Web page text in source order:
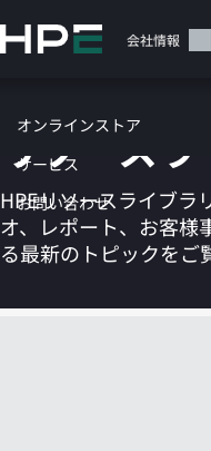
イ
テ
ツ
に
ス
ッ
サポート 会社情報
オンラインストア
サービス
お問い合わせ
カー
リソース
HPEリソースライブラ
オ、レポート、お客様
る最新のトピックをご